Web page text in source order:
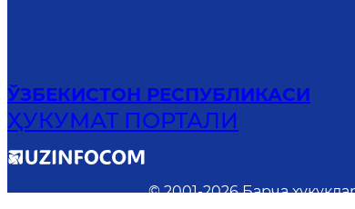
ЎЗБЕКИСТОН РЕСПУБЛИКАСИ
ҲУКУМАТ ПОРТАЛИ
© 2001-2026 Барча